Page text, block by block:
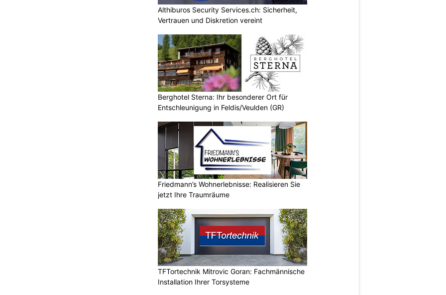
Althiburos Security Services.ch: Sicherheit,
Vertrauen und Diskretion vereint
Berghotel Sterna: Ihr besonderer Ort für
Entschleunigung in Feldis/Veulden (GR)
Friedmann’s Wohnerlebnisse: Realisieren Sie
jetzt Ihre Traumräume
TFTortechnik Mitrovic Goran: Fachmännische
Installation Ihrer Torsysteme